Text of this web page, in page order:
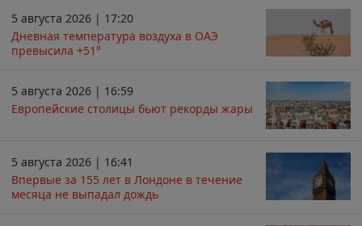
5 августа 2026 | 17:20
Дневная температура воздуха в ОАЭ
превысила +51°
5 августа 2026 | 16:59
Европейские столицы бьют рекорды жары
5 августа 2026 | 16:41
Впервые за 155 лет в Лондоне в течение
месяца не выпадал дождь